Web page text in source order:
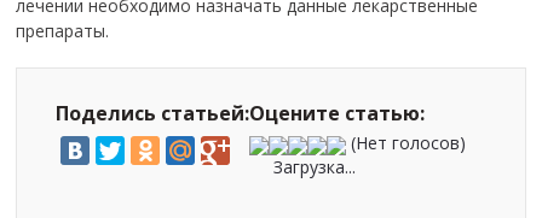
лечении необходимо назначать данные лекарственные
препараты.
Поделись статьей:Оцените статью:
(Нет голосов)
Загрузка...